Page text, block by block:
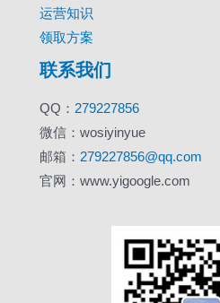
运营知识
领取方案
联系我们
QQ： 279227856
微信：wosiyinyue
邮箱： 279227856@qq.com
官网：www.yigoogle.com